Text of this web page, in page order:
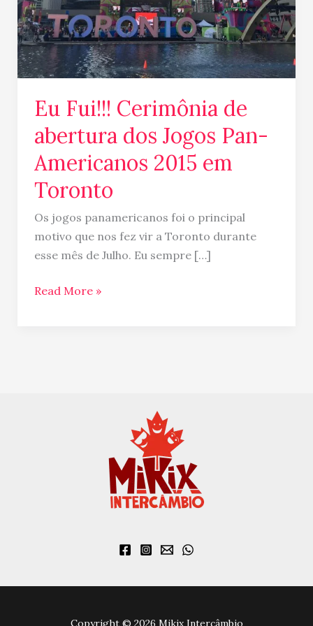
Eu Fui!!! Cerimônia de
abertura dos Jogos Pan-
Americanos 2015 em
Toronto
Os jogos panamericanos foi o principal
motivo que nos fez vir a Toronto durante
esse mês de Julho. Eu sempre […]
Pan-
Americanos
2015
em
Read More »
Copyright © 2026 Mikix Intercâmbio